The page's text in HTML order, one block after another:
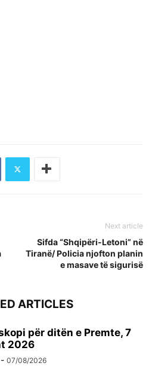
Next article
Sifda “Shqipëri-Letoni” në
Tiranë/ Policia njofton planin
e masave të sigurisë
ARTICLES
për ditën e Premte, 7
2026
- 07/08/2026